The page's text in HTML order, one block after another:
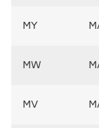
MY
MW
MV